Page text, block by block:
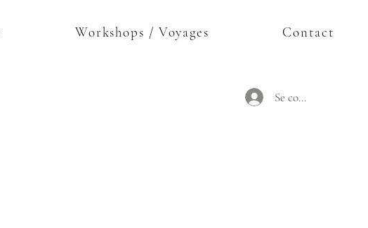
Se connecter
Workshops / Voyages Contact